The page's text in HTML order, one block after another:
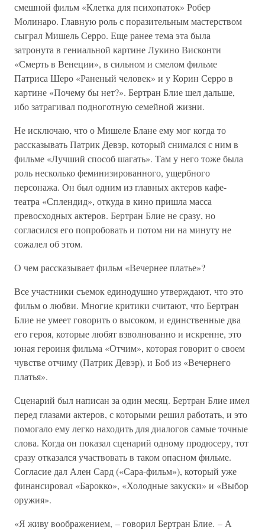
смешной фильм «Клетка для психопаток» Робер
Молинаро. Главную роль с поразительным мастерством
сыграл Мишель Серро. Еще ранее тема эта была
затронута в гениальной картине Лукино Висконти
«Смерть в Венеции», в сильном и смелом фильме
Патриса Шеро «Раненый человек» и у Корин Серро в
картине «Почему бы нет?». Бертран Блие шел дальше,
ибо затрагивал подноготную семейной жизни.
Не исключаю, что о Мишеле Блане ему мог когда то
рассказывать Патрик Девэр, который снимался с ним в
фильме «Лучший способ шагать». Там у него тоже была
роль несколько феминизированного, ущербного
персонажа. Он был одним из главных актеров кафе-
театра «Сплендид», откуда в кино пришла масса
превосходных актеров. Бертран Блие не сразу, но
согласился его попробовать и потом ни на минуту не
сожалел об этом.
О чем рассказывает фильм «Вечернее платье»?
Все участники съемок единодушно утверждают, что это
фильм о любви. Многие критики считают, что Бертран
Блие не умеет говорить о высоком, и единственные два
его героя, которые любят взволнованно и искренне, это
юная героиня фильма «Отчим», которая говорит о своем
чувстве отчиму (Патрик Девэр), и Боб из «Вечернего
платья».
Сценарий был написан за один месяц. Бертран Блие имел
перед глазами актеров, с которыми решил работать, и это
помогало ему легко находить для диалогов самые точные
слова. Когда он показал сценарий одному продюсеру, тот
сразу отказался участвовать в таком опасном фильме.
Согласие дал Ален Сард («Сара-фильм»), который уже
финансировал «Барокко», «Холодные закуски» и «Выбор
оружия».
«Я живу воображением, – говорил Бертран Блие. – А